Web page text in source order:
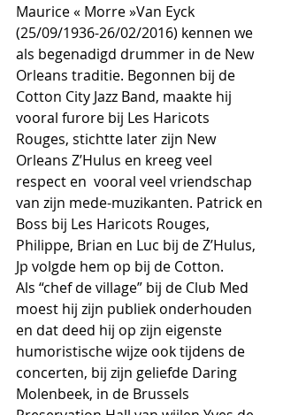
Maurice « Morre »Van Eyck
(25/09/1936-26/02/2016) kennen we
als begenadigd drummer in de New
Orleans traditie. Begonnen bij de
Cotton City Jazz Band, maakte hij
vooral furore bij Les Haricots
Rouges, stichtte later zijn New
Orleans Z’Hulus en kreeg veel
respect en  vooral veel vriendschap
van zijn mede-muzikanten. Patrick en
Boss bij Les Haricots Rouges,
Philippe, Brian en Luc bij de Z’Hulus,
Jp volgde hem op bij de Cotton.
Als “chef de village” bij de Club Med
moest hij zijn publiek onderhouden
en dat deed hij op zijn eigenste
humoristische wijze ook tijdens de
concerten, bij zijn geliefde Daring
Molenbeek, in de Brussels